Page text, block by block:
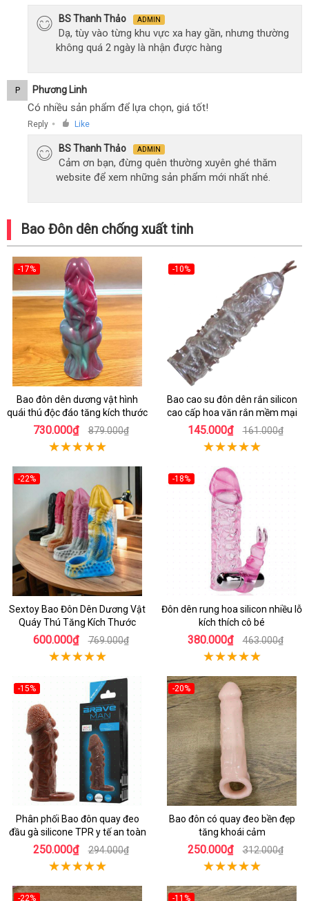
BS Thanh Thảo ADMIN
Dạ, tùy vào từng khu vực xa hay gần, nhưng thường
không quá 2 ngày là nhận được hàng
P Phương Linh
Có nhiều sản phẩm để lựa chọn, giá tốt!
Reply ● Like
BS Thanh Thảo ADMIN
Cảm ơn bạn, đừng quên thường xuyên ghé thăm
website để xem những sản phẩm mới nhất nhé.
Bao Đôn dên chống xuất tinh
-17%
Bao đôn dên dương vật hình
quái thú độc đáo tăng kích thước
730.000₫ 879.000₫
-10%
Bao cao su đôn dên rắn silicon
cao cấp hoa văn rắn mềm mại
145.000₫ 161.000₫
-22%
Sextoy Bao Đôn Dên Dương Vật
Quáy Thú Tăng Kích Thước
600.000₫ 769.000₫
-18%
Đôn dên rung hoa silicon nhiều lỗ
kích thích cô bé
380.000₫ 463.000₫
-15%
Phân phối Bao đôn quay đeo
đầu gà silicone TPR y tế an toàn
250.000₫ 294.000₫
-20%
Bao đôn có quay đeo bền đẹp
tăng khoái cảm
250.000₫ 312.000₫
-22% -11%